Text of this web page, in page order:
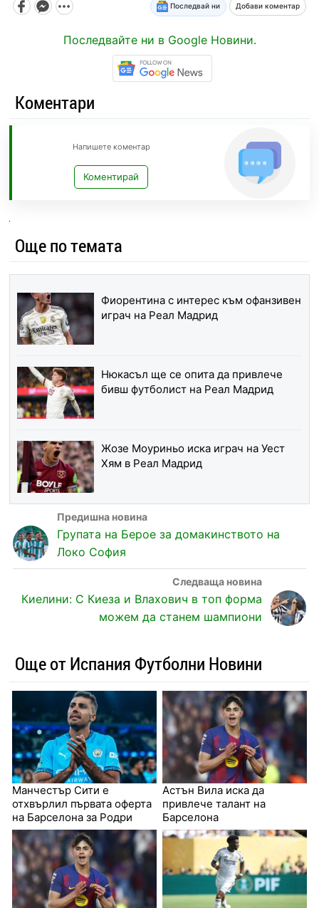
Последвай ни Добави коментар
Последвайте ни в Google Новини.
Коментари
Напишете коментар
Коментирай
Още по темата
Фиорентина с интерес към офанзивен
играч на Реал Мадрид
Нюкасъл ще се опита да привлече
бивш футболист на Реал Мадрид
Жозе Моуриньо иска играч на Уест
Хям в Реал Мадрид
Групата на Берое за домакинството на
Локо София
Киелини: С Киеза и Влахович в топ форма
можем да станем шампиони
Още от Испания Футболни Новини
Манчестър Сити е
отхвърлил първата оферта
на Барселона за Родри
Астън Вила иска да
привлече талант на
Барселона